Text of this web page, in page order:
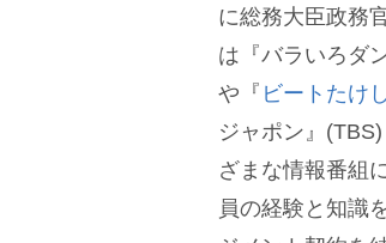
に総務大臣政務
は『バラいろダ
『 ビートたけし
ジャポン』
ざまな情報番組
員の経験と知識